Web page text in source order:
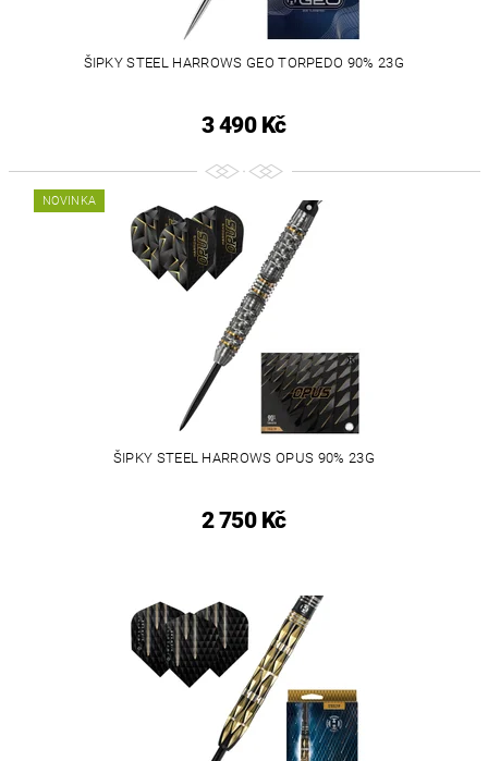
ŠIPKY STEEL HARROWS GEO TORPEDO 90% 23G
3 490 Kč
NOVINKA
ŠIPKY STEEL HARROWS OPUS 90% 23G
2 750 Kč